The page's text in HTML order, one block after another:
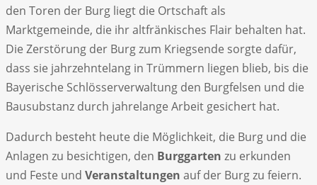
den Toren der Burg liegt die Ortschaft als
Marktgemeinde, die ihr altfränkisches Flair behalten hat.
Die Zerstörung der Burg zum Kriegsende sorgte dafür,
dass sie jahrzehntelang in Trümmern liegen blieb, bis die
Bayerische Schlösserverwaltung den Burgfelsen und die
Bausubstanz durch jahrelange Arbeit gesichert hat.
Dadurch besteht heute die Möglichkeit, die Burg und die
Anlagen zu besichtigen, den Burggarten zu erkunden
und Feste und Veranstaltungen auf der Burg zu feiern.